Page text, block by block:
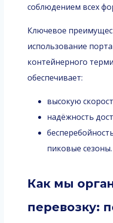
соблюдением всех
Ключевое
использование
контейнерного
обеспечивает:
высокую
надёжность
пиковые сезоны.
Как мы
перевозку: